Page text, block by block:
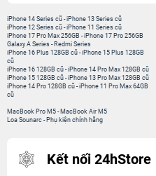
iPhone 14 Series cũ -iPhone 13 Series cũ
iPhone 12 Series cũ -iPhone 11 Series cũ
iPhone 17 Pro Max 256GB -iPhone 17 Pro 256GB
Galaxy A Series - Redmi Series
iPhone 16 Plus 128GB cũ -iPhone 15 Plus 128GB
cũ
iPhone 16 128GB cũ -iPhone 14 Pro Max 128GB cũ
iPhone 15 128GB cũ -iPhone 13 Pro Max 128GB cũ
iPhone 14 Pro 128GB cũ -iPhone 11 Pro Max 64GB
cũ
MacBook Pro M5 - MacBook Air M5
Loa Sounarc - Phụ kiện chính hãng
Kết nối 24hStore